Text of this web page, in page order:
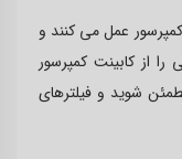
عمل می کنند و
از کابینت کمپرسور
شوید و فیلترهای